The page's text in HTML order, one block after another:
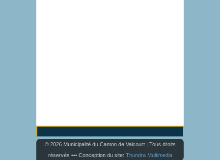
© 2026 Municipalité du Canton de Valcourt | Tous droits
réservés ••• Conception du site: Thundra Multimedia